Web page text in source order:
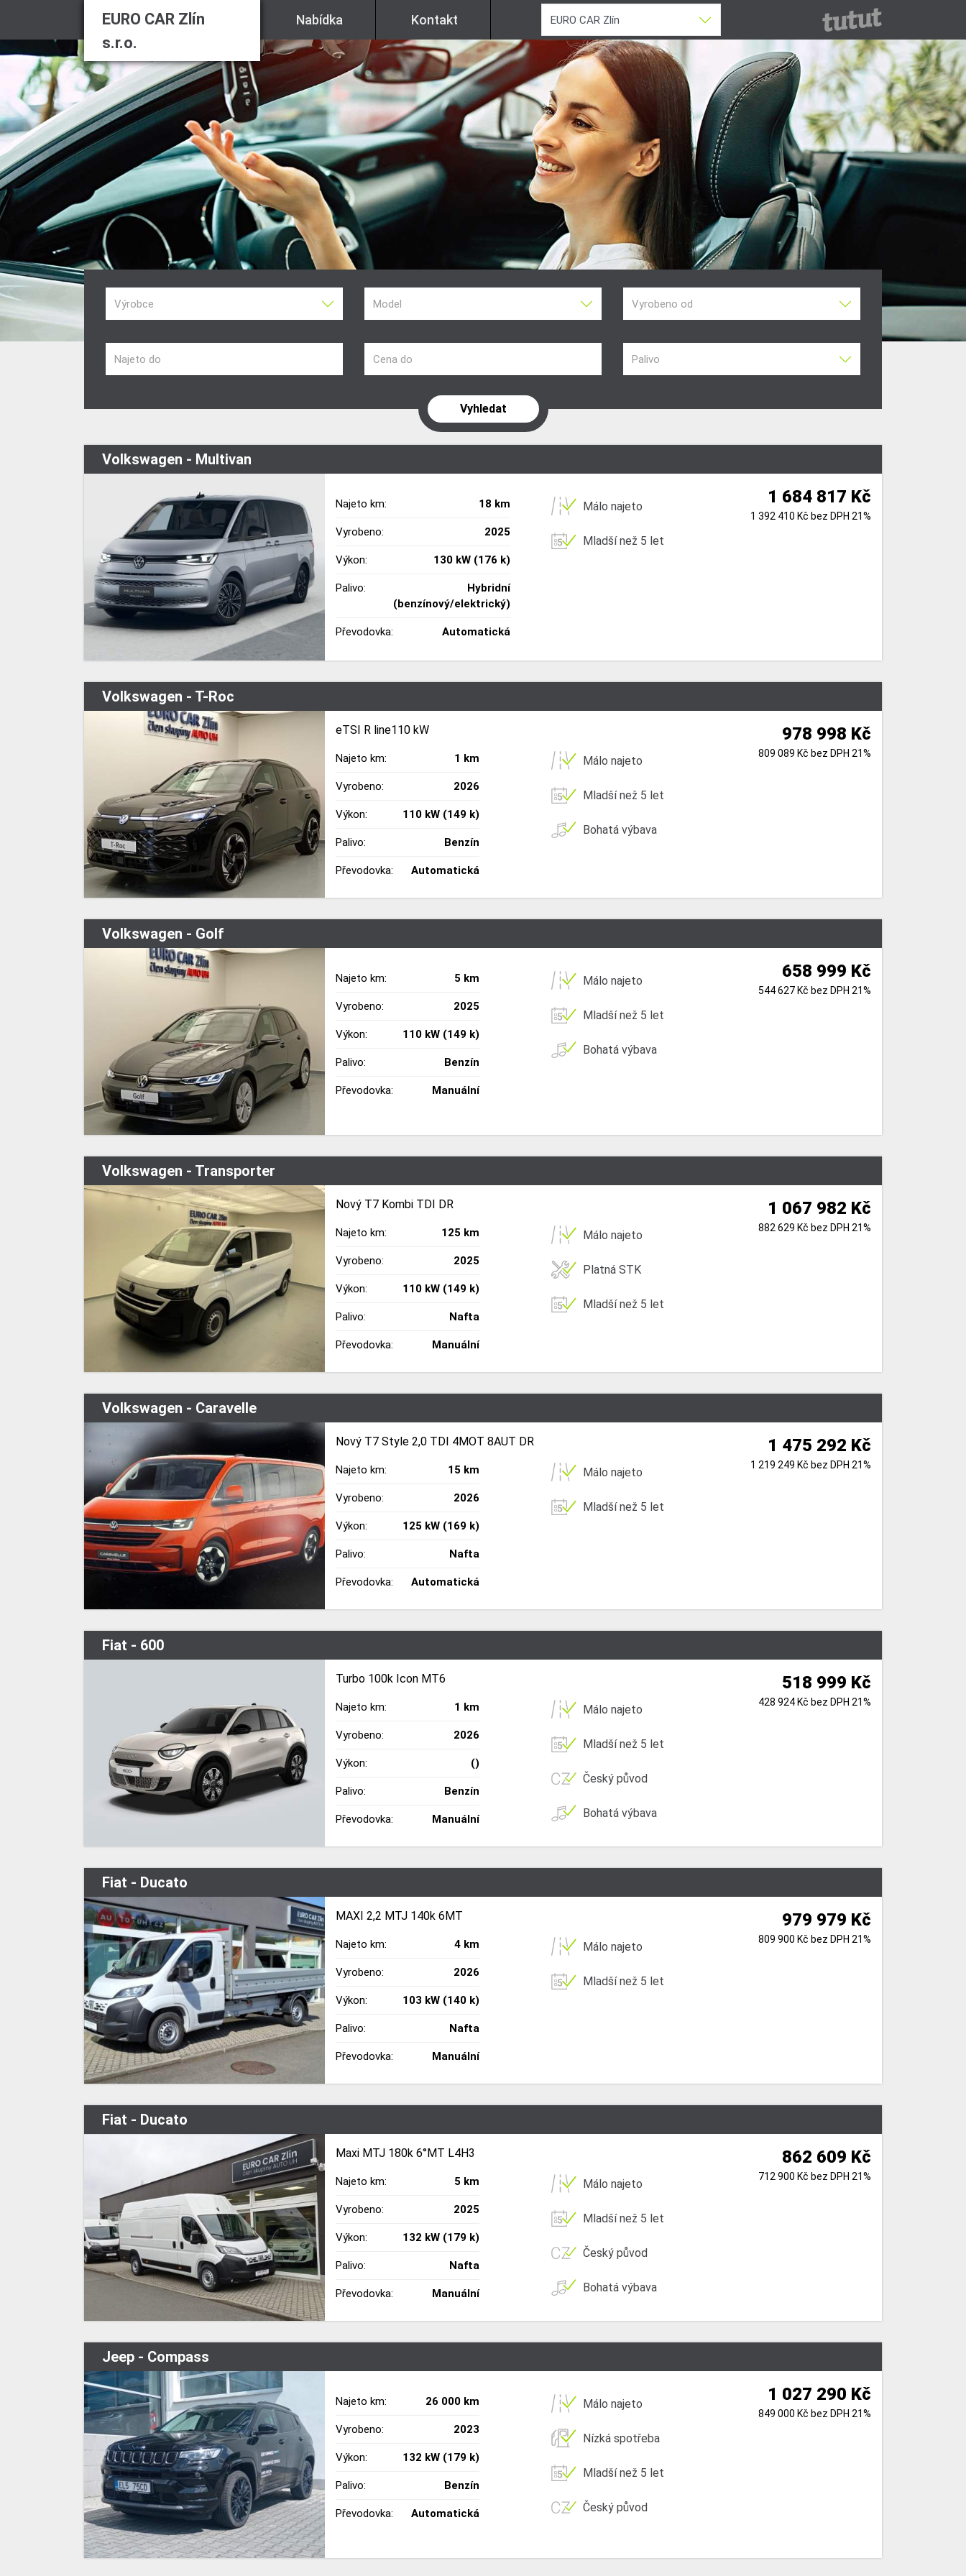
EURO CAR Zlín
s.r.o.
Nabídka Kontakt
Výrobce Model Vyrobeno od
Najeto do Cena do Palivo
Volkswagen - Multivan
Najeto km: 18 km
Vyrobeno: 2025
Výkon: 130 kW (176 k)
Palivo:
Hybridní
(benzínový/elektrický)
Převodovka: Automatická
Málo najeto
Mladší než 5 let
1 684 817 Kč
1 392 410 Kč bez DPH 21%
Volkswagen - T-Roc
eTSI R line110 kW
Najeto km: 1 km
Vyrobeno: 2026
Výkon: 110 kW (149 k)
Palivo: Benzín
Převodovka: Automatická
Málo najeto
Mladší než 5 let
Bohatá výbava
978 998 Kč
809 089 Kč bez DPH 21%
Volkswagen - Golf
Najeto km: 5 km
Vyrobeno: 2025
Výkon: 110 kW (149 k)
Palivo: Benzín
Převodovka: Manuální
Málo najeto
Mladší než 5 let
Bohatá výbava
658 999 Kč
544 627 Kč bez DPH 21%
Volkswagen - Transporter
Nový T7 Kombi TDI DR
Najeto km: 125 km
Vyrobeno: 2025
Výkon: 110 kW (149 k)
Palivo: Nafta
Převodovka: Manuální
Málo najeto
Platná STK
Mladší než 5 let
1 067 982 Kč
882 629 Kč bez DPH 21%
Volkswagen - Caravelle
Nový T7 Style 2,0 TDI 4MOT 8AUT DR
Najeto km: 15 km
Vyrobeno: 2026
Výkon: 125 kW (169 k)
Palivo: Nafta
Převodovka: Automatická
Málo najeto
Mladší než 5 let
1 475 292 Kč
1 219 249 Kč bez DPH 21%
Fiat - 600
Turbo 100k Icon MT6
Najeto km: 1 km
Vyrobeno: 2026
Výkon: ()
Palivo: Benzín
Převodovka: Manuální
Málo najeto
Mladší než 5 let
Český původ
Bohatá výbava
518 999 Kč
428 924 Kč bez DPH 21%
Fiat - Ducato
MAXI 2,2 MTJ 140k 6MT
Najeto km: 4 km
Vyrobeno: 2026
Výkon: 103 kW (140 k)
Palivo: Nafta
Převodovka: Manuální
Málo najeto
Mladší než 5 let
979 979 Kč
809 900 Kč bez DPH 21%
Fiat - Ducato
Maxi MTJ 180k 6°MT L4H3
Najeto km: 5 km
Vyrobeno: 2025
Výkon: 132 kW (179 k)
Palivo: Nafta
Převodovka: Manuální
Málo najeto
Mladší než 5 let
Český původ
Bohatá výbava
862 609 Kč
712 900 Kč bez DPH 21%
Jeep - Compass
Najeto km: 26 000 km
Vyrobeno: 2023
Výkon: 132 kW (179 k)
Palivo: Benzín
Převodovka: Automatická
Málo najeto
Nízká spotřeba
Mladší než 5 let
Český původ
1 027 290 Kč
849 000 Kč bez DPH 21%